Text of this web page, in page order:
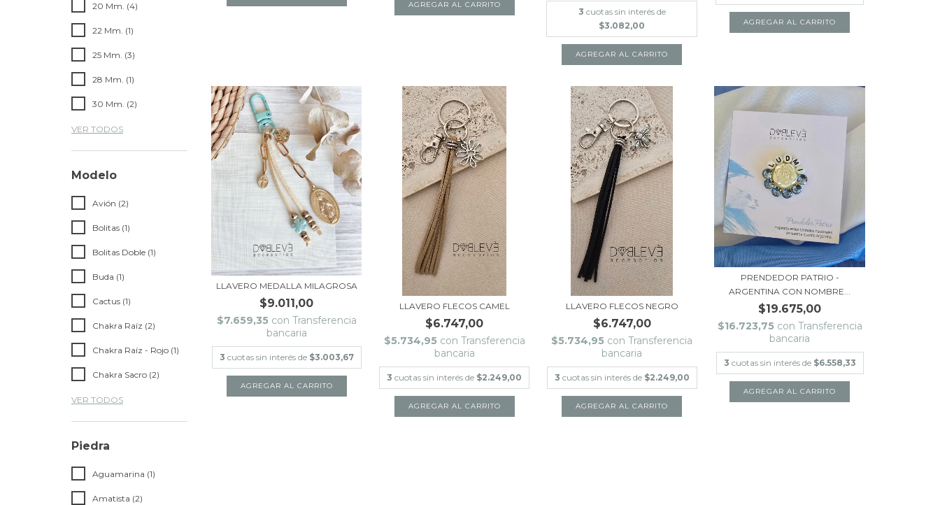
20 Mm. (4)
22 Mm. (1)
25 Mm. (3)
28 Mm. (1)
30 Mm. (2)
VER TODOS
Modelo
Avión (2)
Bolitas (1)
Bolitas Doble (1)
Buda (1)
Cactus (1)
Chakra Raíz (2)
Chakra Raíz - Rojo (1)
Chakra Sacro (2)
VER TODOS
Piedra
Aguamarina (1)
Amatista (2)
3 cuotas sin interés de
$3.082,00
AGREGAR AL CARRITO
LLAVERO MEDALLA MILAGROSA
$9.011,00
$7.659,35 con Transferencia
bancaria
3 cuotas sin interés de $3.003,67
LLAVERO FLECOS CAMEL
$6.747,00
$5.734,95 con Transferencia
bancaria
3 cuotas sin interés de $2.249,00
LLAVERO FLECOS NEGRO
$6.747,00
$5.734,95 con Transferencia
bancaria
3 cuotas sin interés de $2.249,00
PRENDEDOR PATRIO -
ARGENTINA CON NOMBRE...
$19.675,00
$16.723,75 con Transferencia
bancaria
3 cuotas sin interés de $6.558,33